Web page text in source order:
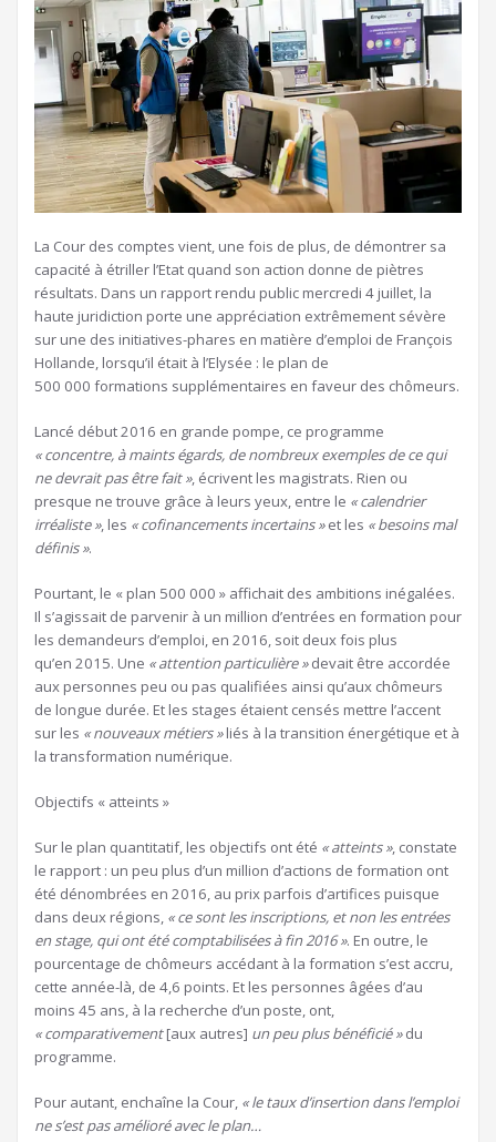
La Cour des comptes vient, une fois de plus, de démontrer sa
capacité à étriller l’Etat quand son action donne de piètres
résultats. Dans un rapport rendu public mercredi 4 juillet, la
haute juridiction porte une appréciation extrêmement sévère
sur une des initiatives-phares en matière d’emploi de François
Hollande, lorsqu’il était à l’Elysée : le plan de
500 000 formations supplémentaires en faveur des chômeurs.
Lancé début 2016 en grande pompe, ce programme
« concentre, à maints égards, de nombreux exemples de ce qui
ne devrait pas être fait », écrivent les magistrats. Rien ou
presque ne trouve grâce à leurs yeux, entre le « calendrier
irréaliste », les « cofinancements incertains »et les « besoins mal
définis ».
Pourtant, le « plan 500 000 » affichait des ambitions inégalées.
Il s’agissait de parvenir à un million d’entrées en formation pour
les demandeurs d’emploi, en 2016, soit deux fois plus
qu’en 2015. Une « attention particulière »devait être accordée
aux personnes peu ou pas qualifiées ainsi qu’aux chômeurs
de longue durée. Et les stages étaient censés mettre l’accent
sur les « nouveaux métiers »liés à la transition énergétique et à
la transformation numérique.
Objectifs « atteints »
Sur le plan quantitatif, les objectifs ont été « atteints », constate
le rapport : un peu plus d’un million d’actions de formation ont
été dénombrées en 2016, au prix parfois d’artifices puisque
dans deux régions, « ce sont les inscriptions, et non les entrées
en stage, qui ont été comptabilisées à fin 2016 ». En outre, le
pourcentage de chômeurs accédant à la formation s’est accru,
cette année-là, de 4,6 points. Et les personnes âgées d’au
moins 45 ans, à la recherche d’un poste, ont,
« comparativement[aux autres] un peu plus bénéficié »du
programme.
Pour autant, enchaîne la Cour, « le taux d’insertion dans l’emploi
ne s’est pas amélioré avec le plan…